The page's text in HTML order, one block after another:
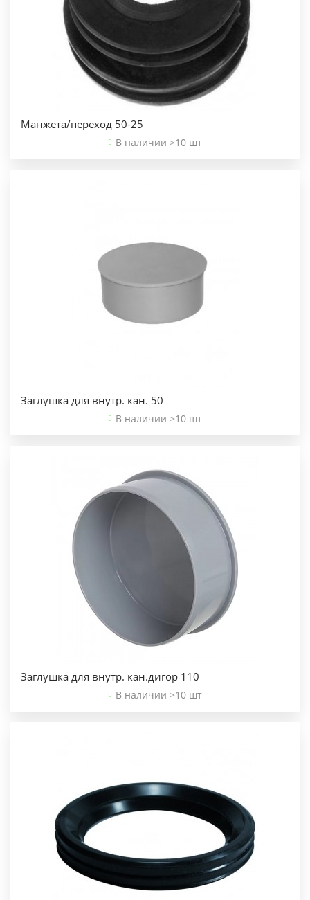
Манжета/переход 50-25
В наличии >10 шт
Заглушка для внутр. кан. 50
В наличии >10 шт
Заглушка для внутр. кан.дигор 110
В наличии >10 шт